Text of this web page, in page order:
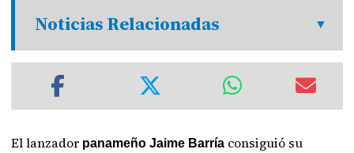
Noticias Relacionadas
El lanzador panameño Jaime Barría consiguió su